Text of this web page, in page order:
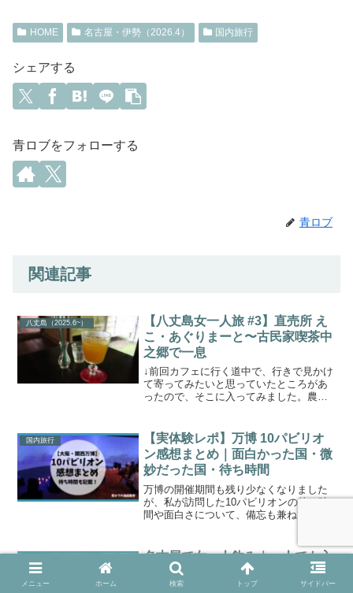
HOME 名古屋・伊勢（2026.4） 国内旅行
シェアする
青ロブをフォローする
青ロブ
関連記事
八丈島（2025.6~）
【八丈島女一人旅 #3】直売所 え
こ・あぐりまーと〜古民家喫茶中
之郷で一息
↓前回カフェに行く道中で、行きで見かけ
て寄ってみたいと思っていたところがあ
ったので、そこに入ってみました。農産
ら「えこ・あぐりまーと」という直売所
の模様。入り口にハイビ...
国内旅行
【実体験レポ】万博 10パビリオ
ン感想まとめ｜面白かった国・微
妙だった国・待ち時間
万博の開催期間も残り少なくなりました
が、私が訪問した10パビリオンの待ち時
間や面白さについて、備忘も兼ねて訪れ
らず！
名古屋で女一人飲み｜一人でも入
りやすい焼鳥屋「きんぼし 伏見
店」レポ
メニュー ホーム 検索 トップ サイドバー